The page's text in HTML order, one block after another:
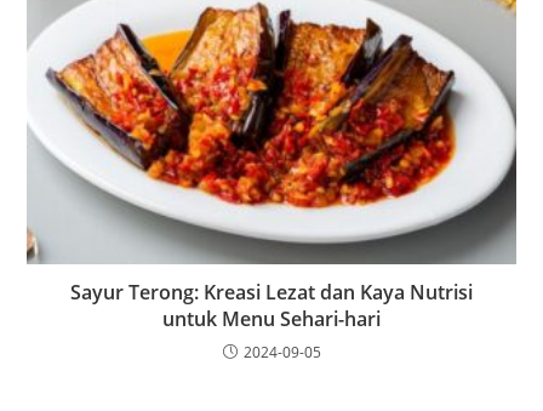
Sayur Terong: Kreasi Lezat dan Kaya Nutrisi
untuk Menu Sehari-hari
2024-09-05